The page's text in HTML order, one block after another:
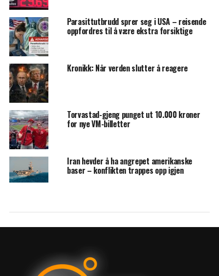
Parasittutbrudd sprer seg i USA – reisende
oppfordres til å være ekstra forsiktige
Kronikk: Når verden slutter å reagere
Torvastad-gjeng punget ut 10.000 kroner
for nye VM-billetter
Iran hevder å ha angrepet amerikanske
baser – konflikten trappes opp igjen